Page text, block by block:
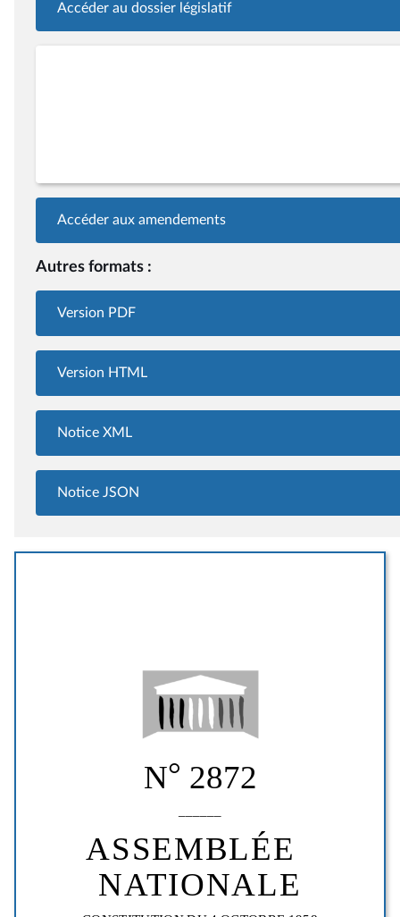
Accéder au dossier législatif
Accéder aux amendements
Autres formats :
Version PDF
Version HTML
Notice XML
Notice JSON